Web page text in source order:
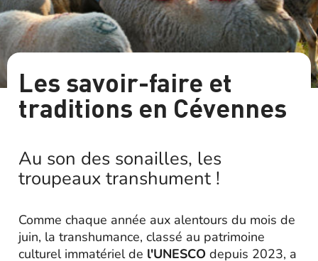
Les savoir-faire et
traditions en Cévennes
Au son des sonailles, les
troupeaux transhument !
Comme chaque année aux alentours du mois de
juin, la transhumance, classé au patrimoine
culturel immatériel de l'UNESCO depuis 2023, a